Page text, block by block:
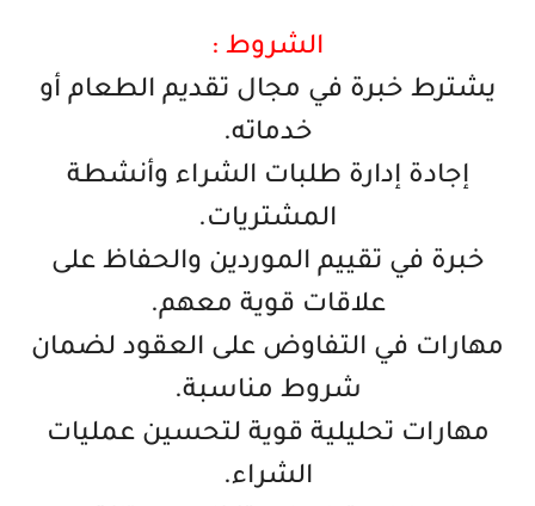
الشروط :
يشترط خبرة في مجال تقديم الطعام أو
خدماته.
إجادة إدارة طلبات الشراء وأنشطة
المشتريات.
خبرة في تقييم الموردين والحفاظ على
علاقات قوية معهم.
مهارات في التفاوض على العقود لضمان
شروط مناسبة.
مهارات تحليلية قوية لتحسين عمليات
الشراء.